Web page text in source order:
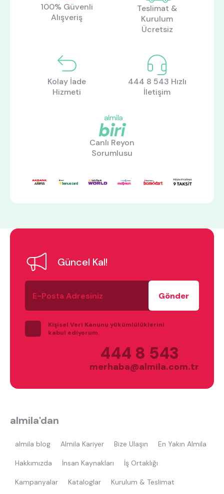
En çok ziyaret edilenler
tek kişilik yatak gamer
monte
toddler yatak
100% Güvenli
Alışveriş
Teslimat &
Kurulum
Ücretsiz
Kolay İade
Hizmeti
444 8 543 Hızlı
İletişim
Canlı Reyon
Sorumlusu
Güncel Kal!
E-
Posta
Adresiniz
Kişisel Veri Kanunu yükümlülüklerini
kabul ediyorum.
444 8 543
merhaba@almila.com.tr
almila'dan
almila blog Almila Kariyer Bize Ulaşın En Yakın Almila
Hakkımızda İnsan Kaynakları İş Ortaklığı
Kampanyalar Kataloglar Kurulum & Teslimat